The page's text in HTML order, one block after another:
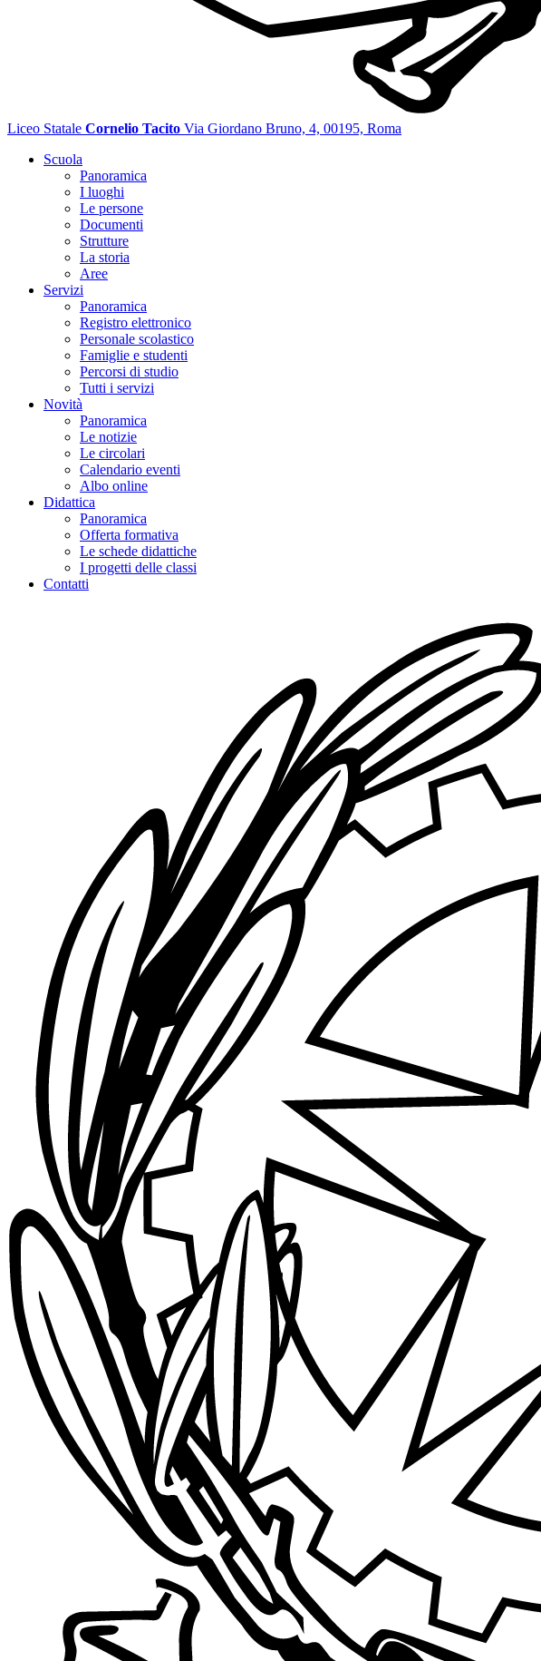
Liceo Statale Cornelio Tacito Via Giordano Bruno, 4, 00195, Roma
Scuola
Panoramica
I luoghi
Le persone
Documenti
Strutture
La storia
Aree
Servizi
Panoramica
Registro elettronico
Personale scolastico
Famiglie e studenti
Percorsi di studio
Tutti i servizi
Novità
Panoramica
Le notizie
Le circolari
Calendario eventi
Albo online
Didattica
Panoramica
Offerta formativa
Le schede didattiche
I progetti delle classi
Contatti